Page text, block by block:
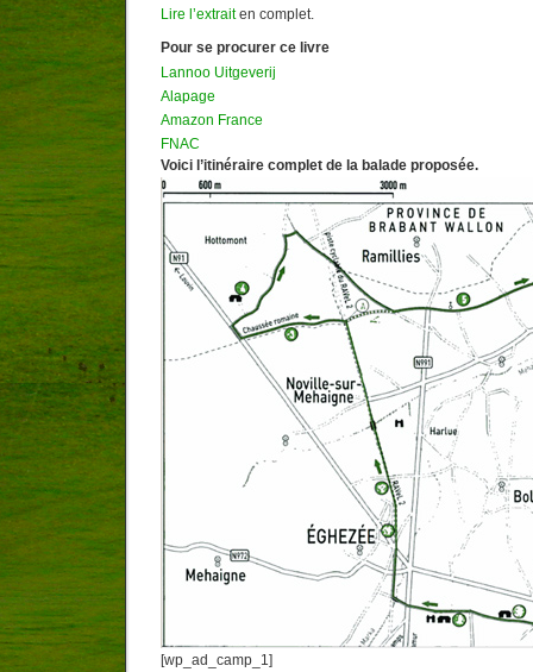
Lire l’extraiten complet.
Pour se procurer ce livre
Lannoo Uitgeverij
Alapage
Amazon France
FNAC
Voici l’itinéraire complet de la balade proposée.
[wp_ad_camp_1]